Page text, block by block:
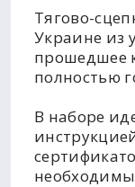
Тягово-
Украине из
прошедшее
полностью
В наборе